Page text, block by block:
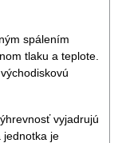
spálením
tlaku a teplote.
vyjadrujú
jednotka je